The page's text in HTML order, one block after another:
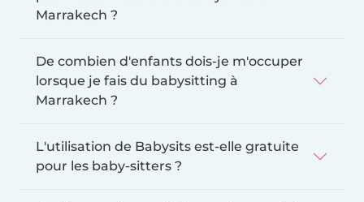
Marrakech ?
De combien d'enfants dois-je m'occuper
lorsque je fais du babysitting à
Marrakech ?
L'utilisation de Babysits est-elle gratuite
pour les baby-sitters ?